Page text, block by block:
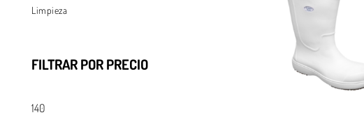
Limpieza
FILTRAR POR PRECIO